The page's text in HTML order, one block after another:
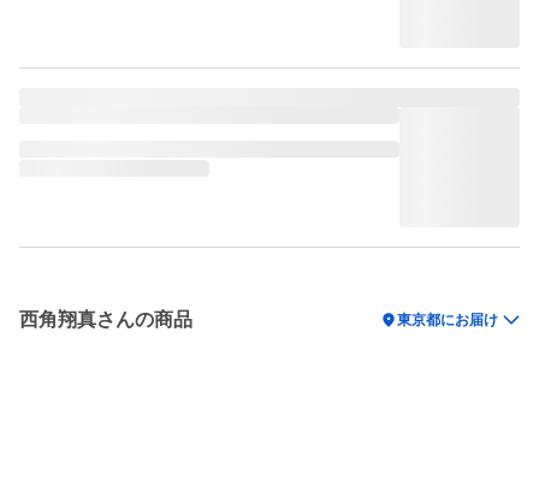
西角翔真さんの商品 location_on東京都にお届け